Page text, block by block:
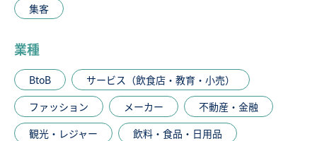
集客
業種
BtoB
サービス（飲食店・教育・小売）
ファッション
メーカー
不動産・金融
観光・レジャー
飲料・食品・日用品